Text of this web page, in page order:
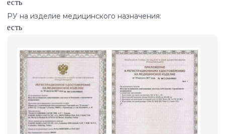
есть
РУ на изделие медицинского назначения:
есть